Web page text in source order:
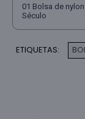
01 Bolsa de
Século
ETIQUETAS: